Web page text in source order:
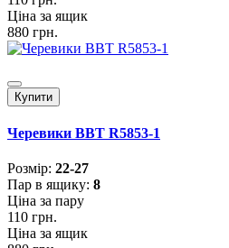
Ціна за ящик
880 грн.
Купити
Черевики BBT R5853-1
Розмiр: 22-27
Пар в ящику: 8
Ціна за пару
110 грн.
Ціна за ящик